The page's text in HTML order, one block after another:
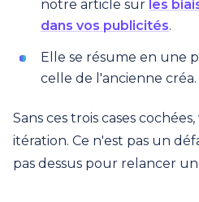
notre article sur les
dans vos publicités.
Elle se résume en une
celle de l'ancienne créa.
Sans ces trois cases
itération. Ce n'est pas un
pas dessus pour relancer